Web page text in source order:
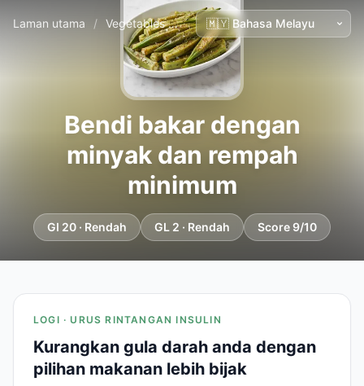
Laman utama / Vegetables / Bendi bakar dengan minyak dan
Bendi bakar dengan
minyak dan rempah
minimum
GI 20 · Rendah GL 2 · Rendah Score 9/10
LOGI · URUS RINTANGAN INSULIN
Kurangkan gula darah anda dengan
pilihan makanan lebih bijak